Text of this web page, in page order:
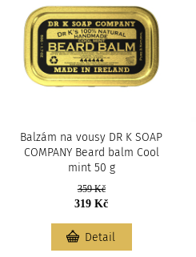
Balzám na vousy DR K SOAP
COMPANY Beard balm Cool
mint 50 g
359 Kč
319 Kč
Detail